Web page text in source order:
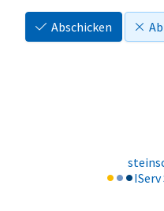
Abschicken